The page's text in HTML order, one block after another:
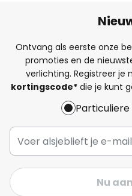
Ontvang als eerste onze
promoties en de
verlichting. Registreer je
kortingscode*die je kunt
Nu